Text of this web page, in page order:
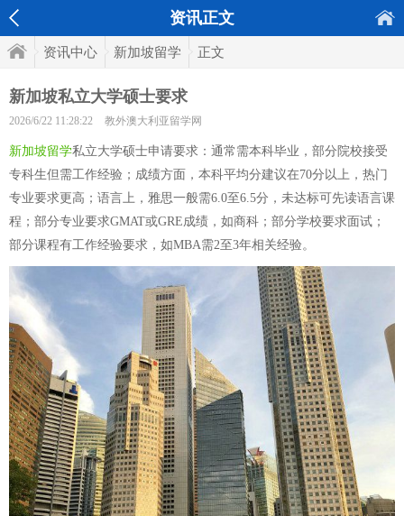
资讯正文
资讯中心 新加坡留学 正文
新加坡私立大学硕士要求
2026/6/22 11:28:22 教外澳大利亚留学网
新加坡留学私立大学硕士申请要求：通常需本科毕业，部分院校接受
专科生但需工作经验；成绩方面，本科平均分建议在70分以上，热门
专业要求更高；语言上，雅思一般需6.0至6.5分，未达标可先读语言课
程；部分专业要求GMAT或GRE成绩，如商科；部分学校要求面试；
部分课程有工作经验要求，如MBA需2至3年相关经验。